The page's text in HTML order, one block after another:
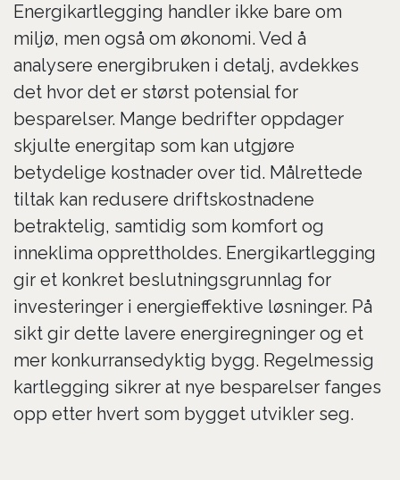
Energikartlegging handler ikke bare om
miljø, men også om økonomi. Ved å
analysere energibruken i detalj, avdekkes
det hvor det er størst potensial for
besparelser. Mange bedrifter oppdager
skjulte energitap som kan utgjøre
betydelige kostnader over tid. Målrettede
tiltak kan redusere driftskostnadene
betraktelig, samtidig som komfort og
inneklima opprettholdes. Energikartlegging
gir et konkret beslutningsgrunnlag for
investeringer i energieffektive løsninger. På
sikt gir dette lavere energiregninger og et
mer konkurransedyktig bygg. Regelmessig
kartlegging sikrer at nye besparelser fanges
opp etter hvert som bygget utvikler seg.